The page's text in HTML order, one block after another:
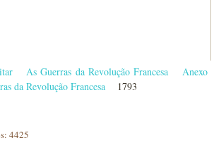
As Guerras da Revolução Francesa
Anexo
da Revolução Francesa
1793
4425